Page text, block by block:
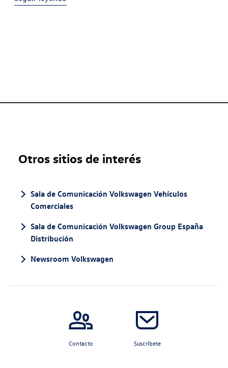
Otros sitios de interés
Sala de Comunicación Volkswagen Vehículos
Comerciales
Sala de Comunicación Volkswagen Group España
Distribución
Newsroom Volkswagen
Contacto Suscríbete